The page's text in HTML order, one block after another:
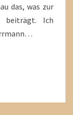
das, was zur
beiträgt. Ich